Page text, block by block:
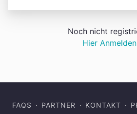
Noch nicht
Hier Anmelden
FAQS PARTNER KONTAKT